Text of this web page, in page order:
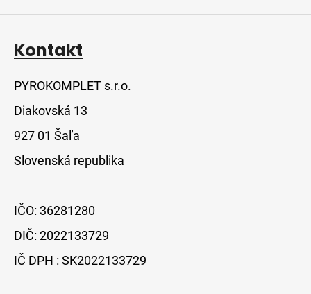
Kontakt
PYROKOMPLET s.r.o.
Diakovská 13
927 01 Šaľa
Slovenská republika
IČO: 36281280
DIČ: 2022133729
IČ DPH : SK2022133729